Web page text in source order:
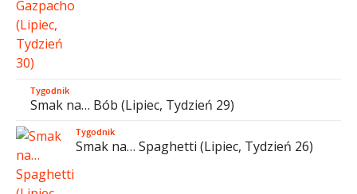
Tygodnik
Smak na… Bób (Lipiec, Tydzień 29)
Tygodnik
Smak na… Spaghetti (Lipiec, Tydzień 26)